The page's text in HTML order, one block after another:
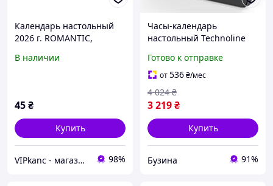
Календарь настольный
2026 г. ROMANTIC,
В наличии
45₴
Купить
VIPkanc - магазин канцтоваров 98%
Часы-календарь
настольный Technoline
Готово к отправке
от536₴/мес
3 219₴
4 024 ₴
Купить
Бузина 91%